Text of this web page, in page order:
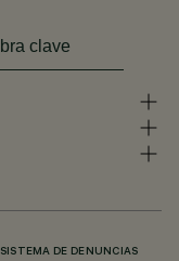
SISTEMA DE DENUNCIAS